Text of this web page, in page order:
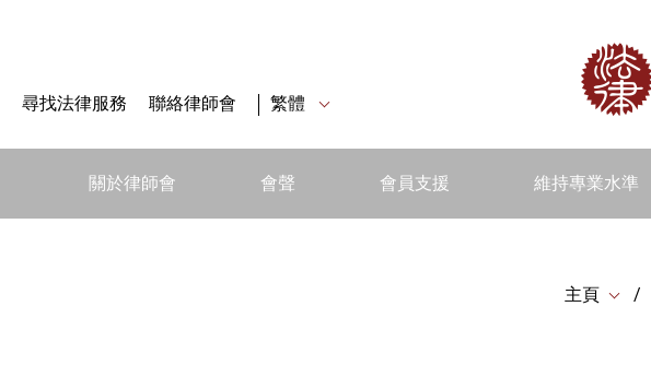
尋找法律服務 聯絡律師會 繁體
關於律師會 會聲 會員支援 維持專業水準
主頁